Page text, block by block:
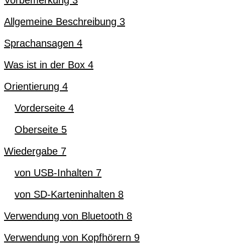
Allgemeine Beschreibung 3
Sprachansagen 4
Was ist in der Box 4
Orientierung 4
Vorderseite 4
Oberseite 5
Wiedergabe 7
von USB-Inhalten 7
von SD-Karteninhalten 8
Verwendung von Bluetooth 8
Verwendung von Kopfhörern 9